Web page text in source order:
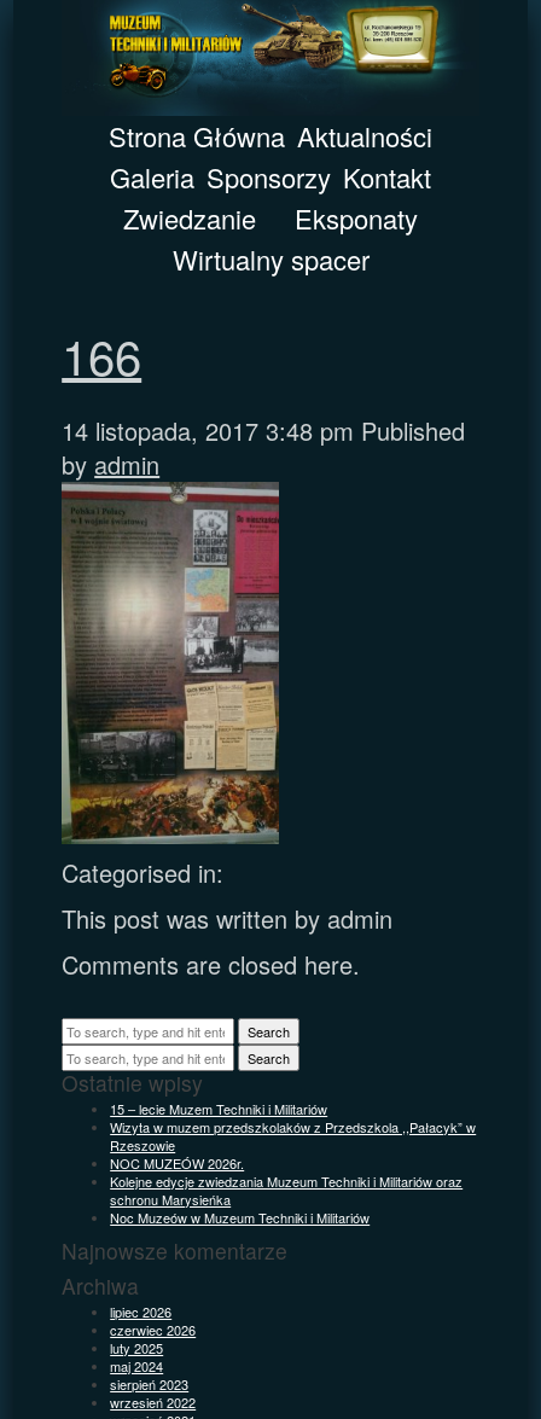
Strona Główna Aktualności
Galeria Sponsorzy Kontakt
Zwiedzanie
Eksponaty
Wirtualny spacer
166
14 listopada, 2017 3:48 pm Published
by admin
Categorised in:
This post was written by admin
Comments are closed here.
Search
Search
Ostatnie wpisy
15 – lecie Muzem Techniki i Militariów
Wizyta w muzem przedszkolaków z Przedszkola ,,Pałacyk” w
Rzeszowie
NOC MUZEÓW 2026r.
Kolejne edycje zwiedzania Muzeum Techniki i Militariów oraz
schronu Marysieńka
Noc Muzeów w Muzeum Techniki i Militariów
Najnowsze komentarze
Archiwa
lipiec 2026
czerwiec 2026
luty 2025
maj 2024
sierpień 2023
wrzesień 2022